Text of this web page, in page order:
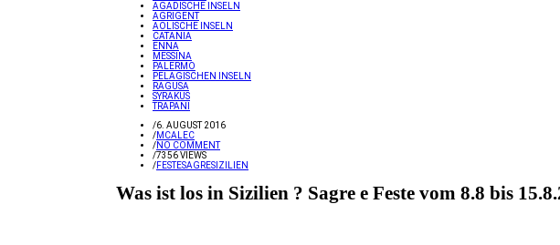
ÄGADISCHE INSELN
AGRIGENT
ÄOLISCHE INSELN
CATANIA
ENNA
MESSINA
PALERMO
PELAGISCHEN INSELN
RAGUSA
SYRAKUS
TRAPANI
/6. AUGUST 2016
/MCALEC
/NO COMMENT
/7356 VIEWS
/FESTESAGRESIZILIEN
Was ist los in Sizilien ? Sagre e Feste vom 8.8 bis